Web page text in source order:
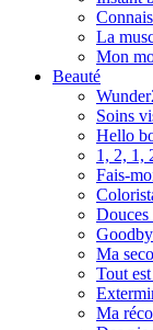
La
Mon
Beauté
Soins
Hello
1, 2,
Fais-
Douces
Ma
Tout
Ma